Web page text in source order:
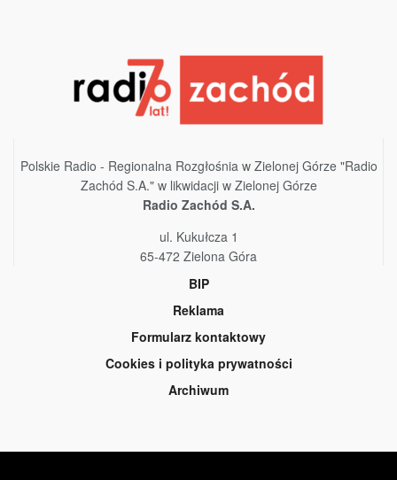
Polskie Radio - Regionalna Rozgłośnia w Zielonej Górze "Radio
Zachód S.A." w likwidacji w Zielonej Górze
Radio Zachód S.A.
ul. Kukułcza 1
65-472 Zielona Góra
BIP
Reklama
Formularz kontaktowy
Cookies i polityka prywatności
Archiwum